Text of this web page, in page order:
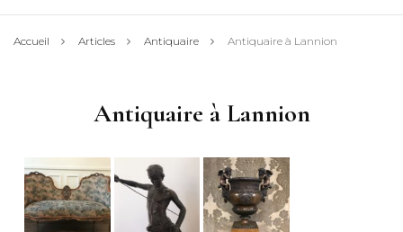
Accueil Articles Antiquaire Antiquaire à Lannion
Antiquaire à Lannion